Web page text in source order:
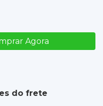
Agora
do frete